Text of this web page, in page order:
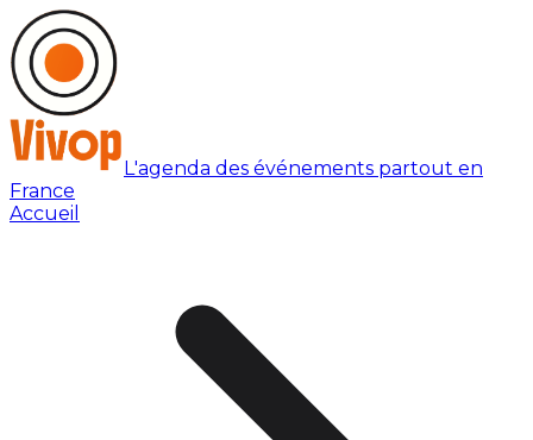
L'agenda des événements partout en
France
Accueil